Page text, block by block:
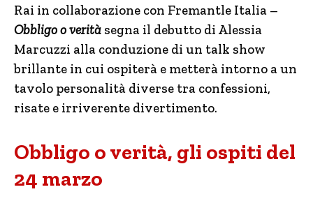
Rai in collaborazione con Fremantle Italia –
Obbligo o verità segna il debutto di Alessia
Marcuzzi alla conduzione di un talk show
brillante in cui ospiterà e metterà intorno a un
tavolo personalità diverse tra confessioni,
risate e irriverente divertimento.
Obbligo o verità, gli ospiti del
24 marzo